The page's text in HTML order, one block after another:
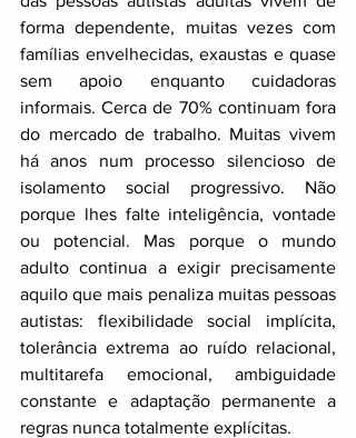
forma dependente, muitas vezes com
famílias envelhecidas, exaustas e quase
sem apoio enquanto cuidadoras
informais. Cerca de 70% continuam fora
do mercado de trabalho. Muitas vivem
há anos num processo silencioso de
isolamento social progressivo. Não
porque lhes falte inteligência, vontade
ou potencial. Mas porque o mundo
adulto continua a exigir precisamente
aquilo que mais penaliza muitas pessoas
autistas: flexibilidade social implícita,
tolerância extrema ao ruído relacional,
multitarefa emocional, ambiguidade
constante e adaptação permanente a
regras nunca totalmente explícitas.